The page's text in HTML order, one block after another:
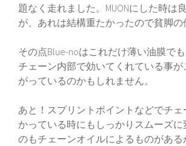
題なく走れました。MUONにした時は
が、あれは結構重たかったので貧脚の
その点Blue-noはこれだけ薄い油膜で
チェーン内部で効いてくれている事
がっているのかもしれません。
あと！スプリントポイントなどでチ
かっている時にもしっかりスムーズに
のもチェーンオイルによるものがあ